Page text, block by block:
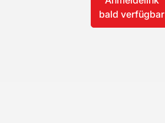
bald verfügbar